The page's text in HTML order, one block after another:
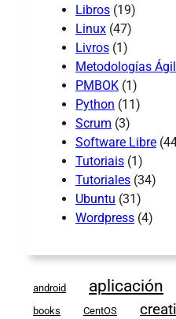
Libros (19)
Linux (47)
Livros (1)
Metodologías
PMBOK (1)
Python (11)
Scrum (3)
Software Libre
Tutoriais (1)
Tutoriales (34)
Ubuntu (31)
Wordpress (4)
android aplicación
books CentOS